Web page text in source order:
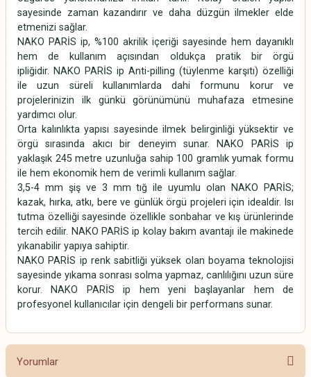
sayesinde zaman kazandırır ve daha düzgün ilmekler elde
etmenizi sağlar.
NAKO PARİS ip, %100 akrilik içeriği sayesinde hem dayanıklı
hem de kullanım açısından oldukça pratik bir örgü
ipliğidir. NAKO PARİS ip Anti-pilling (tüylenme karşıtı) özelliği
ile uzun süreli kullanımlarda dahi formunu korur ve
projelerinizin ilk günkü görünümünü muhafaza etmesine
yardımcı olur.
Orta kalınlıkta yapısı sayesinde ilmek belirginliği yüksektir ve
örgü sırasında akıcı bir deneyim sunar. NAKO PARİS ip
yaklaşık 245 metre uzunluğa sahip 100 gramlık yumak formu
ile hem ekonomik hem de verimli kullanım sağlar.
3,5-4 mm şiş ve 3 mm tığ ile uyumlu olan NAKO PARİS;
kazak, hırka, atkı, bere ve günlük örgü projeleri için idealdir. Isı
tutma özelliği sayesinde özellikle sonbahar ve kış ürünlerinde
tercih edilir. NAKO PARİS ip kolay bakım avantajı ile makinede
yıkanabilir yapıya sahiptir.
NAKO PARİS ip renk sabitliği yüksek olan boyama teknolojisi
sayesinde yıkama sonrası solma yapmaz, canlılığını uzun süre
korur. NAKO PARİS ip hem yeni başlayanlar hem de
profesyonel kullanıcılar için dengeli bir performans sunar.
Yorumlar